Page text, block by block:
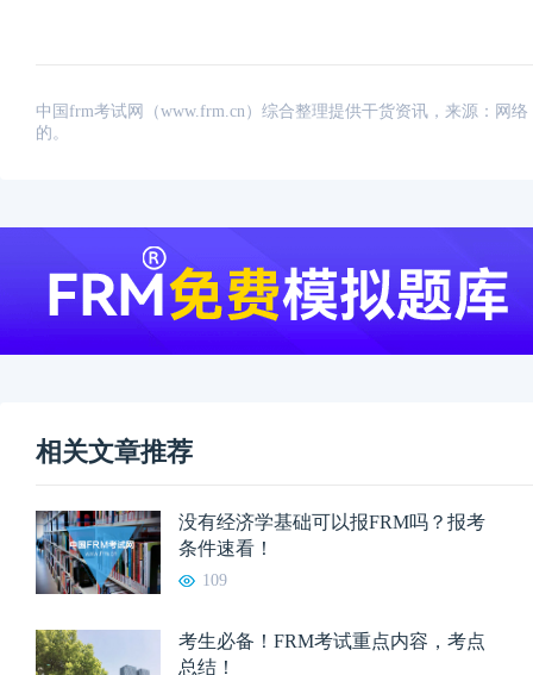
中国frm考试网（www.frm.cn）综合整理提供干货资讯，来源：网
的。
相关文章推荐
没有经济学基础可以报FRM吗？报考
条件速看！
109
考生必备！FRM考试重点内容，考点
总结！